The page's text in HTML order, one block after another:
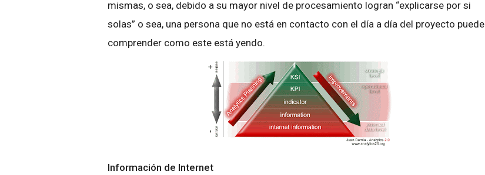
mismas, o sea, debido a su mayor nivel de procesamiento logran “explicarse por si
solas” o sea, una persona que no está en contacto con el día a día del proyecto puede
comprender como este está yendo.
Información de Internet